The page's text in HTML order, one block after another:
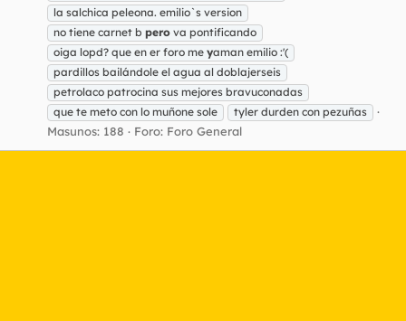
la salchica peleona. emilio`s version
no tiene carnet b pero va pontificando
oiga lopd? que en er foro me yaman emilio :'(
pardillos bailándole el agua al doblajerseis
petrolaco patrocina sus mejores bravuconadas
que te meto con lo muñone sole
tyler durden con pezuñas
Masunos: 188 Foro: Foro General